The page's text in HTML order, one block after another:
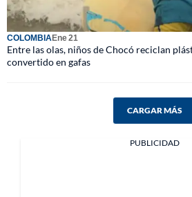
COLOMBIAEne 21
Entre las olas, niños de Chocó reciclan
convertido en gafas
CARGAR MÁS
PUBLICIDAD